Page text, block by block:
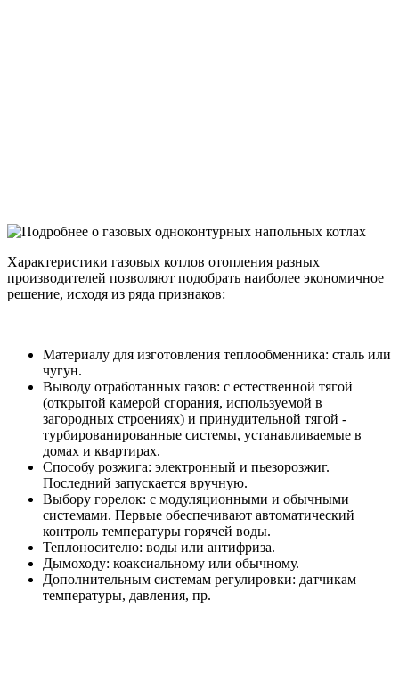
Характеристики газовых котлов отопления разных
производителей позволяют подобрать наиболее экономичное
решение, исходя из ряда признаков:
Материалу для изготовления теплообменника: сталь или
чугун.
Выводу отработанных газов: с естественной тягой
(открытой камерой сгорания, используемой в
загородных строениях) и принудительной тягой -
турбированированные системы, устанавливаемые в
домах и квартирах.
Способу розжига: электронный и пьезорозжиг.
Последний запускается вручную.
Выбору горелок: с модуляционными и обычными
системами. Первые обеспечивают автоматический
контроль температуры горячей воды.
Теплоносителю: воды или антифриза.
Дымоходу: коаксиальному или обычному.
Дополнительным системам регулировки: датчикам
температуры, давления, пр.